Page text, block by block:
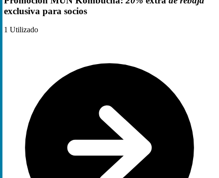
exclusiva para socios
1 Utilizado